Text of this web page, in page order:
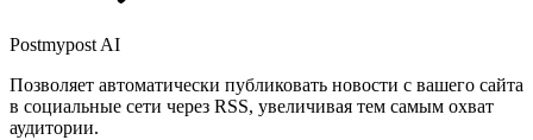
Postmypost AI
Позволяет автоматически публиковать новости с вашего сайта
в социальные сети через RSS, увеличивая тем самым охват
аудитории.